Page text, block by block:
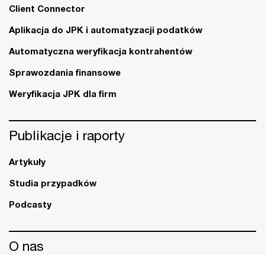
Client Connector
Aplikacja do JPK i automatyzacji podatków
Automatyczna weryfikacja kontrahentów
Sprawozdania finansowe
Weryfikacja JPK dla firm
Publikacje i raporty
Artykuły
Studia przypadków
Podcasty
O nas